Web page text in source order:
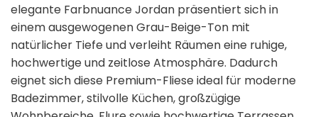
elegante Farbnuance Jordan präsentiert sich in
einem ausgewogenen Grau-Beige-Ton mit
natürlicher Tiefe und verleiht Räumen eine ruhige,
hochwertige und zeitlose Atmosphäre. Dadurch
eignet sich diese Premium-Fliese ideal für moderne
Badezimmer, stilvolle Küchen, großzügige